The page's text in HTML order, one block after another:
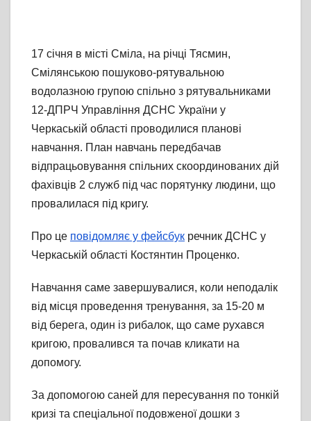
17 січня в місті Сміла, на річці Тясмин,
Смілянською пошуково-рятувальною
водолазною групою спільно з рятувальниками
12-ДПРЧ Управління ДСНС України у
Черкаській області проводилися планові
навчання. План навчань передбачав
відпрацьовування спільних скоординованих дій
фахівців 2 служб під час порятунку людини, що
провалилася під кригу.
Про це повідомляє у фейсбук речник ДСНС у
Черкаській області Костянтин Проценко.
Навчання саме завершувалися, коли неподалік
від місця проведення тренування, за 15-20 м
від берега, один із рибалок, що саме рухався
кригою, провалився та почав кликати на
допомогу.
За допомогою саней для пересування по тонкій
кризі та спеціальної подовженої дошки з